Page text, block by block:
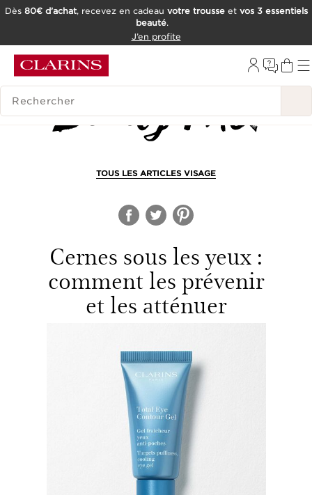
OUTIL D'ACCESSIBILITÉ
Dès 80€ d’achat, recevez en cadeau votre trousseet vos 3 essentiels
beauté.
J’en profite
HISTORIQUE DES RECHERCHES
TOUS LES ARTICLES VISAGE
Cernes sous les yeux :
comment les prévenir
et les atténuer